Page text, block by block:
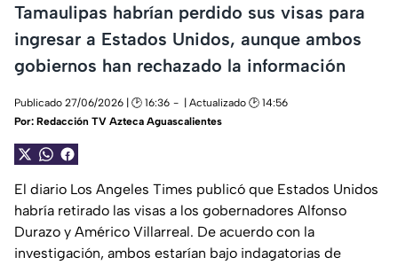
Tamaulipas habrían perdido sus visas para
ingresar a Estados Unidos, aunque ambos
gobiernos han rechazado la información
Publicado 27/06/2026 | 🕑 16:36
| Actualizado 🕑 14:56
Por: Redacción TV Azteca Aguascalientes
El diario Los Angeles Times publicó que Estados Unidos
habría retirado las visas a los gobernadores Alfonso
Durazo y Américo Villarreal. De acuerdo con la
investigación, ambos estarían bajo indagatorias de